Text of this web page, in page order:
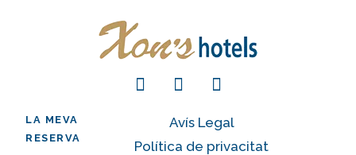
LA MEVA
RESERVA
Avís Legal
Política de privacitat